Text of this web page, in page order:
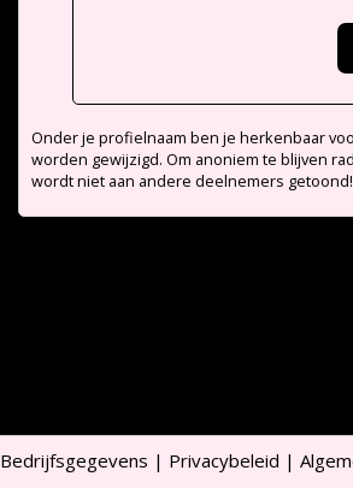
Onder je profielnaam ben je herkenbaar
worden gewijzigd. Om anoniem te blijven
wordt niet aan andere deelnemers
Bedrijfsgegevens | Privacybeleid |